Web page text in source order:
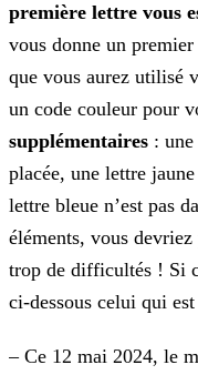
première lettre vous
vous donne un
que vous aurez utilisé
un code couleur pour
supplémentaires :
placée, une lettre
lettre bleue n’est pas
éléments, vous
trop de difficultés ! Si
ci-dessous celui qui
– Ce 12 mai 2024, le